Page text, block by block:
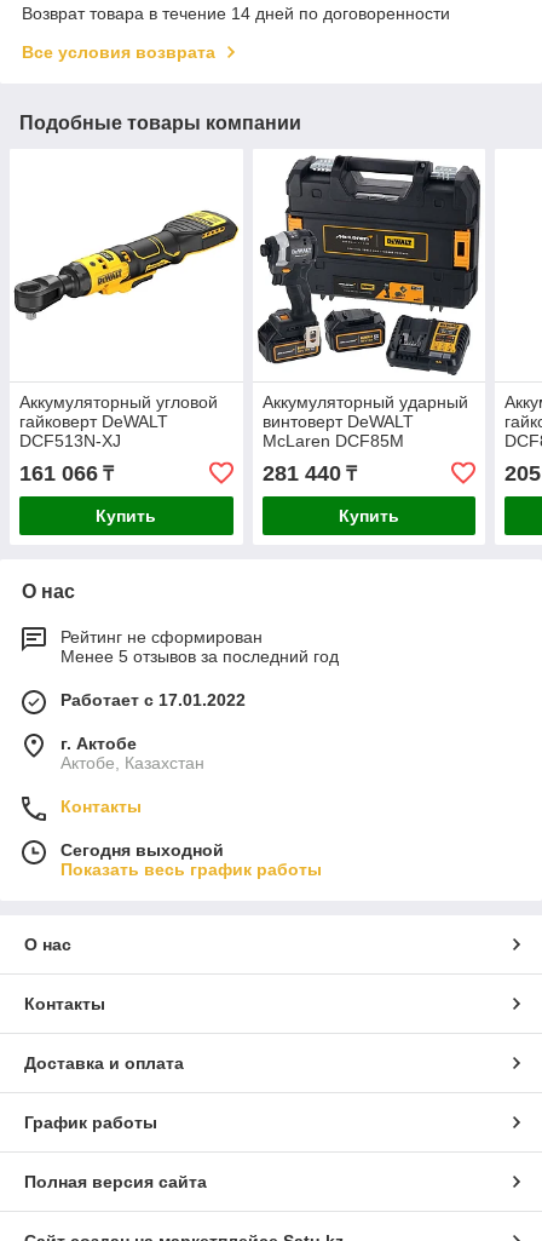
Возврат товара в течение 14 дней по договоренности
Все условия возврата
Подобные товары компании
Аккумуляторный угловой
гайковерт DeWALT
DCF513N-XJ
161 066 ₸
Купить
Аккумуляторный ударный
винтоверт DeWALT
McLaren DCF85M
DCF85MP2T-QW
281 440₸
Купить
О нас
Рейтинг не сформирован
Менее 5 отзывов за последний год
Работает с 17.01.2022
г. Актобе
Актобе, Казахстан
Контакты
Сегодня выходной
Показать весь график работы
О нас
Контакты
Доставка и оплата
График работы
Полная версия сайта